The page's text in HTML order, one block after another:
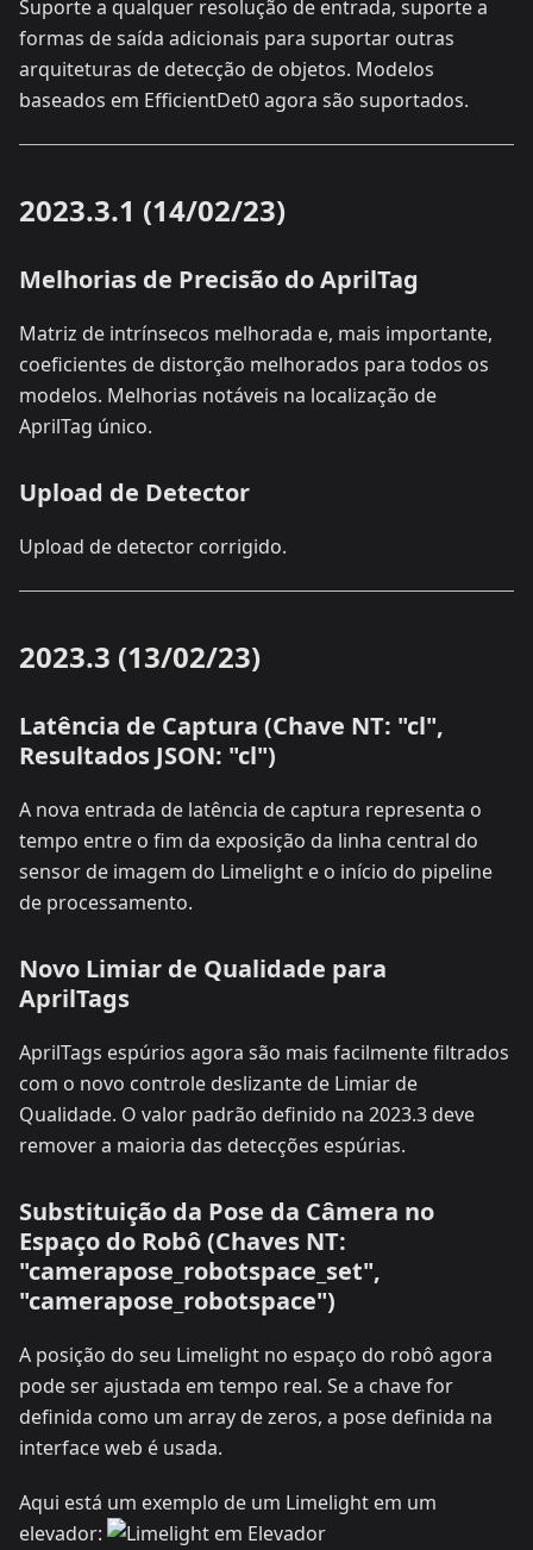
Suporte a qualquer resolução de entrada, suporte a
formas de saída adicionais para suportar outras
arquiteturas de detecção de objetos. Modelos
baseados em EfficientDet0 agora são suportados.
2023.3.1 (14/02/23)
Melhorias de Precisão do AprilTag
Matriz de intrínsecos melhorada e, mais importante,
coeficientes de distorção melhorados para todos os
modelos. Melhorias notáveis na localização de
AprilTag único.
Upload de Detector
Upload de detector corrigido.
2023.3 (13/02/23)
Latência de Captura (Chave NT: "cl",
Resultados JSON: "cl")
A nova entrada de latência de captura representa o
tempo entre o fim da exposição da linha central do
sensor de imagem do Limelight e o início do pipeline
de processamento.
Novo Limiar de Qualidade para
AprilTags
AprilTags espúrios agora são mais facilmente filtrados
com o novo controle deslizante de Limiar de
Qualidade. O valor padrão definido na 2023.3 deve
remover a maioria das detecções espúrias.
Substituição da Pose da Câmera no
Espaço do Robô (Chaves NT:
"camerapose_robotspace_set",
"camerapose_robotspace")
A posição do seu Limelight no espaço do robô agora
pode ser ajustada em tempo real. Se a chave for
definida como um array de zeros, a pose definida na
interface web é usada.
Aqui está um exemplo de um Limelight em um
elevador: